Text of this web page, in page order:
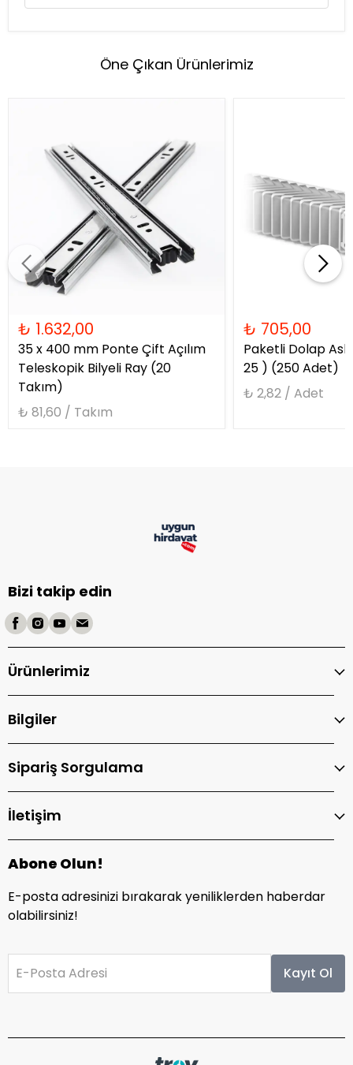
Öne Çıkan Ürünlerimiz
₺ 1.632,00
35 x 400 mm Ponte Çift Açılım
Teleskopik Bilyeli Ray (20
Takım)
₺ 81,60 / Takım
₺ 705,00
Paketli Dolap
25 ) (250 Adet)
₺ 2,82 / Adet
Bizi takip edin
Ürünlerimiz
Bilgiler
Sipariş Sorgulama
İletişim
Abone Olun!
E-posta adresinizi bırakarak yeniliklerden haberdar
olabilirsiniz!
E-Posta Adresi Kayıt Ol